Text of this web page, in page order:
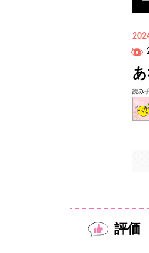
読み
評価